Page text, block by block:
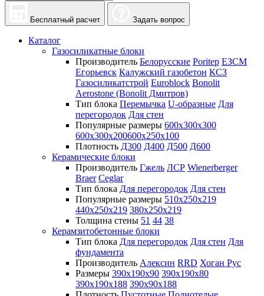
Бесплатный расчет Задать вопрос
Каталог
Газосиликатные блоки
Производитель Белорусские Poritep ЕЗСМ
Егорьевск Калужский газобетон КСЗ
Газосиликатстрой Euroblock Bonolit
Aerostone (Bonolit Дмитров)
Тип блока Перемычка U-образные Для
перегородок Для стен
Популярные размеры 600х300х300
600х300х200600х250х100
Плотность Д300 Д400 Д500 Д600
Керамические блоки
Производитель Гжель ЛСР Wienerberger
Braer Ceglar
Тип блока Для перегородок Для стен
Популярные размеры 510х250х219
440х250х219 380х250х219
Толщина стены 51 44 38
Керамзитобетонные блоки
Тип блока Для перегородок Для стен Для
фундамента
Производитель Алексин RRD Хоган Рус
Размеры 390х190х90 390х190х80
390х190х188 390х90х188